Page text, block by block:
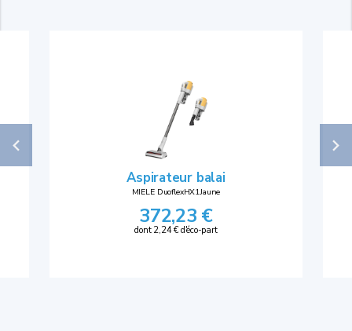
Aspirateur balai
MIELE DuoflexHX1Jaune
372,23 €
dont 2,24 € d'éco-part